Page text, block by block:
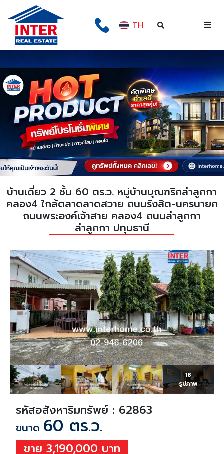
TH
บ้านเดี่ยว 2 ชั้น 60 ตร.ว. หมู่บ้านบุณฑริกลำลูกกา
คลอง4 ใกล้ตลาดลาดสวาย ถนนรังสิต-นครนายก
ถนนพระองค์เจ้าสาย คลอง4 ถนนลำลูกกา
ลำลูกกา ปทุมธานี
18
รูปภาพ
รหัสอสังหาริมทรัพย์ : 62863
ขนาด 60 ตร.ว.
ขาย 3,190,000 บาท